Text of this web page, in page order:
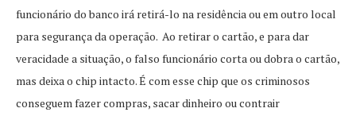
funcionário do banco irá retirá-lo na residência ou em outro local
para segurança da operação. Ao retirar o cartão, e para dar
veracidade a situação, o falso funcionário corta ou dobra o cartão,
mas deixa o chip intacto. É com esse chip que os criminosos
conseguem fazer compras, sacar dinheiro ou contrair